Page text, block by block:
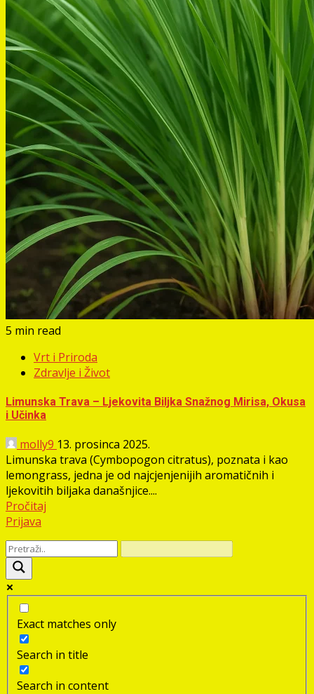
5 min read
Vrt i Priroda
Zdravlje i Život
Limunska Trava – Ljekovita Biljka Snažnog Mirisa, Okusa
i Učinka
molly9 13. prosinca 2025.
Limunska trava (Cymbopogon citratus), poznata i kao
lemongrass, jedna je od najcjenjenijih aromatičnih i
ljekovitih biljaka današnjice....
Pročitaj
Prijava
Exact matches only
Search in title
Search in content